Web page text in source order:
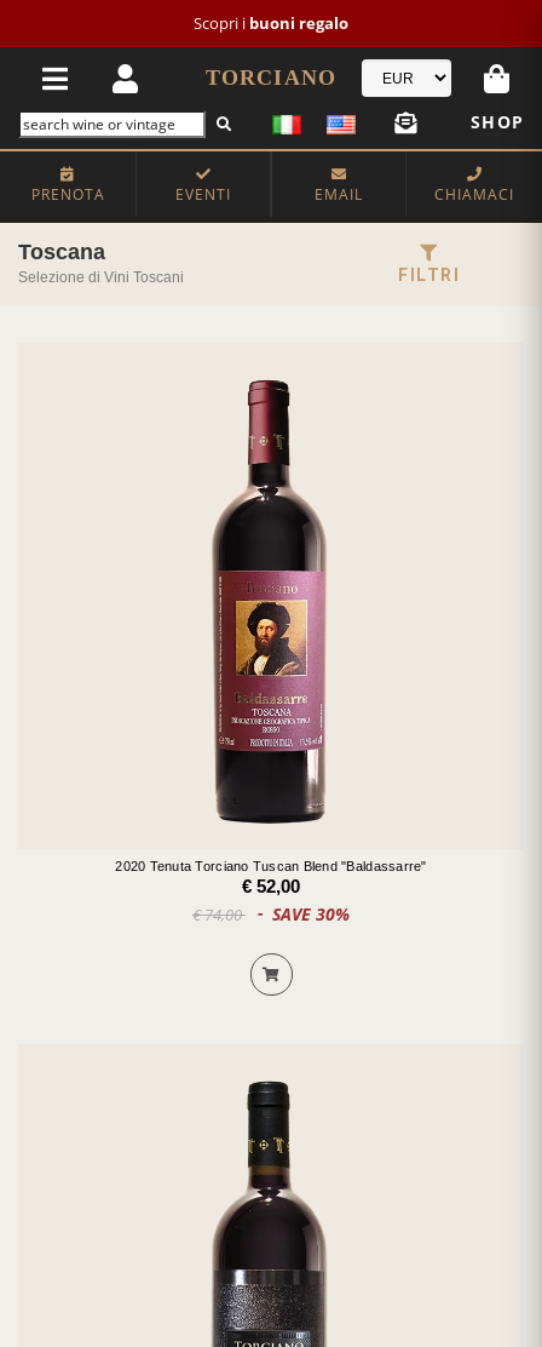
Nuovo cliente?NEW2026-20€
TORCIANO
SHOP
PRENOTA EVENTI EMAIL CHIAMACI
Toscana
Selezione di Vini Toscani FILTRI
2020 Tenuta Torciano Tuscan Blend "Baldassarre"
€ 52,00
€ 74,00 SAVE 30%